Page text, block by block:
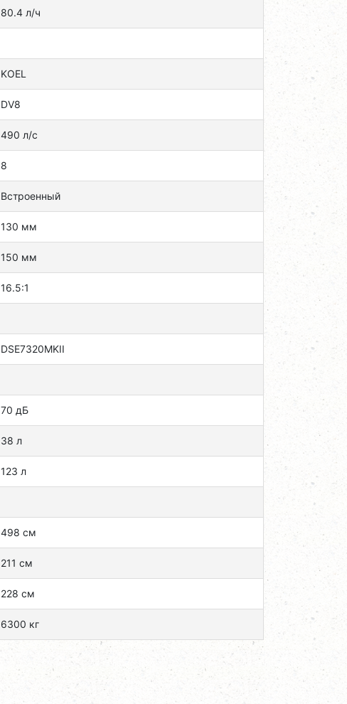
80.4 л/ч
KOEL
DV8
490 л/с
8
Встроенный
130 мм
150 мм
16.5:1
DSE7320MKII
70 дБ
38 л
123 л
498 см
211 см
228 см
6300 кг